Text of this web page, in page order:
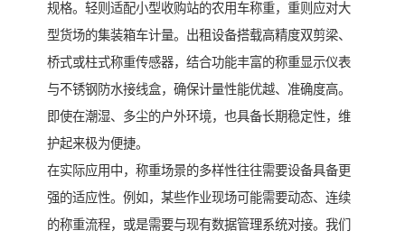
规格。轻则适配小型收购站的农用车称重，重则应对大
型货场的集装箱车计量。出租设备搭载高精度双剪梁、
桥式或柱式称重传感器，结合功能丰富的称重显示仪表
与不锈钢防水接线盒，确保计量性能优越、准确度高。
即使在潮湿、多尘的户外环境，也具备长期稳定性，维
护起来极为便捷。
在实际应用中，称重场景的多样性往往需要设备具备更
强的适应性。例如，某些作业现场可能需要动态、连续
的称重流程，或是需要与现有数据管理系统对接。我们